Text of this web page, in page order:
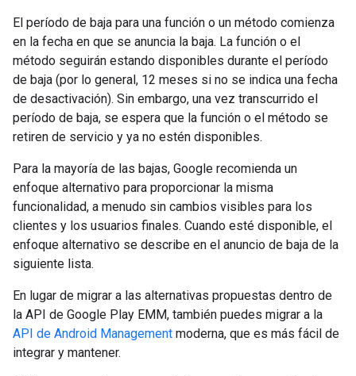
El período de baja para una función o un método comienza
en la fecha en que se anuncia la baja. La función o el
método seguirán estando disponibles durante el período
de baja (por lo general, 12 meses si no se indica una fecha
de desactivación). Sin embargo, una vez transcurrido el
período de baja, se espera que la función o el método se
retiren de servicio y ya no estén disponibles.
Para la mayoría de las bajas, Google recomienda un
enfoque alternativo para proporcionar la misma
funcionalidad, a menudo sin cambios visibles para los
clientes y los usuarios finales. Cuando esté disponible, el
enfoque alternativo se describe en el anuncio de baja de la
siguiente lista.
En lugar de migrar a las alternativas propuestas dentro de
la API de Google Play EMM, también puedes migrar a la
API de Android Management moderna, que es más fácil de
integrar y mantener.